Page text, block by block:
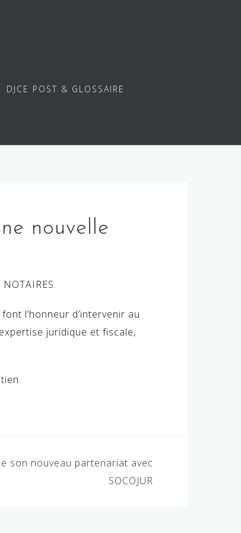
DJCE POST & GLOSSAIRE
nouvelle
l’honneur d’intervenir au
juridique et fiscale,
son nouveau partenariat avec
SOCOJUR